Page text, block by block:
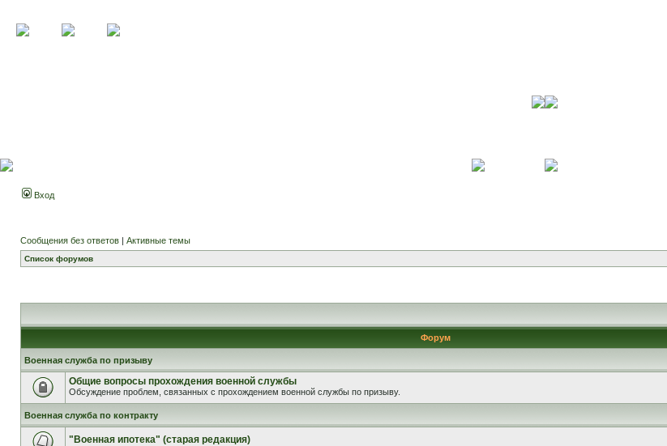
Вход
Сообщения без ответов | Активные темы
Список форумов
Форум
Военная служба по призыву
Общие вопросы прохождения военной службы
Обсуждение проблем, связанных с прохождением военной службы по призыву.
Военная служба по контракту
"Военная ипотека" (старая редакция)